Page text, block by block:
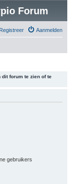
Forum
Aanmelden
Registreer
forum te zien of te
gebruikers